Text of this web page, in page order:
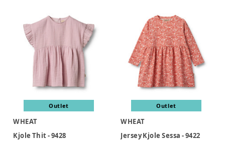
Outlet
WHEAT
Kjole Thit - 9428
Outlet
WHEAT
Jersey Kjole Sessa - 9422